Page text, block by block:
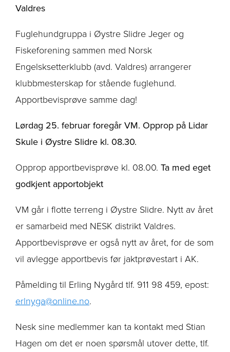
Valdres
Fuglehundgruppa i Øystre Slidre Jeger og
Fiskeforening sammen med Norsk
Engelsksetterklubb (avd. Valdres) arrangerer
klubbmesterskap for stående fuglehund.
Apportbevisprøve samme dag!
Lørdag 25. februar foregår VM. Opprop på Lidar
Skule i Øystre Slidre kl. 08.30.
Opprop apportbevisprøve kl. 08.00. Ta med eget
godkjent apportobjekt
VM går i flotte terreng i Øystre Slidre. Nytt av året
er samarbeid med NESK distrikt Valdres.
Apportbevisprøve er også nytt av året, for de som
vil avlegge apportbevis før jaktprøvestart i AK.
Påmelding til Erling Nygård tlf. 911 98 459, epost:
erlnyga@online.no.
Nesk sine medlemmer kan ta kontakt med Stian
Hagen om det er noen spørsmål utover dette, tlf.